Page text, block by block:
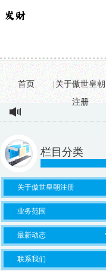
首页 | 关于傲世皇朝
注册
栏目分类
关于傲世皇朝注册
业务范围
最新动态
联系我们